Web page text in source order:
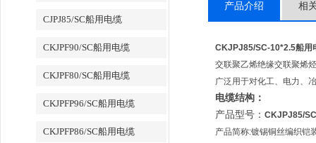
CJPJ85/SC船用电缆
CKJPF90/SC船用电缆
CKJPF80/SC船用电缆
CKJPFP96/SC船用电缆
CKJPFP86/SC船用电缆
产品介绍 相
CKJPJ85/SC-10*2.5船用
交联聚乙烯绝缘交联聚烯
广泛用于对化工、电力、
电缆结构：
产品型号： CKJPJ85/
产品简称:镀锡铜丝编织铠